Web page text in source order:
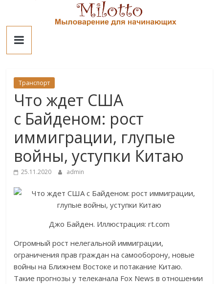
contentМилотто
Транспорт
Что ждет США
с Байденом: рост
иммиграции, глупые
войны, уступки Китаю
25.11.2020 admin
Джо Байден. Иллюстрация: rt.com
Огромный рост нелегальной иммиграции,
ограничения прав граждан на самооборону, новые
войны на Ближнем Востоке и потакание Китаю.
Такие прогнозы у телеканала Fox News в отношении